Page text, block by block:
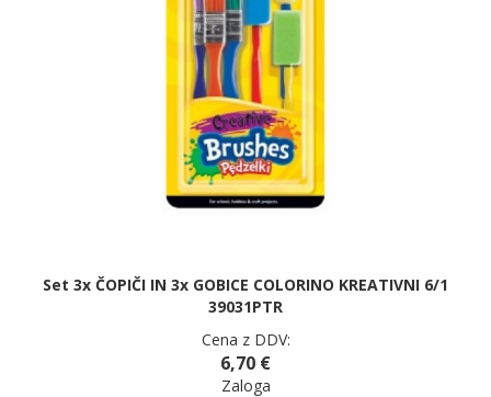
Set 3x ČOPIČI IN 3x GOBICE COLORINO KREATIVNI 6/1
39031PTR
Cena z DDV:
6,70 €
Zaloga